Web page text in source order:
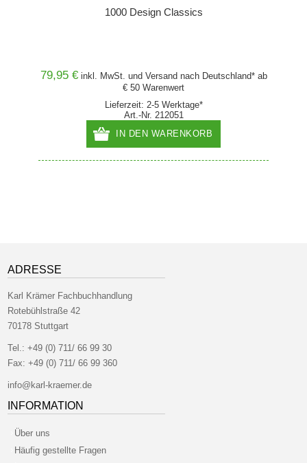
1000 Design Classics
79,95 € inkl. MwSt. und Versandnach Deutschland* ab
€ 50 Warenwert
Lieferzeit: 2-5 Werktage*
Art.-Nr. 212051
IN DEN WARENKORB
ADRESSE
Karl Krämer Fachbuchhandlung
Rotebühlstraße 42
70178 Stuttgart
Tel.:+49 (0) 711/ 66 99 30
Fax: +49 (0) 711/ 66 99 360
info@karl-kraemer.de
INFORMATION
Über uns
Häufig gestellte Fragen